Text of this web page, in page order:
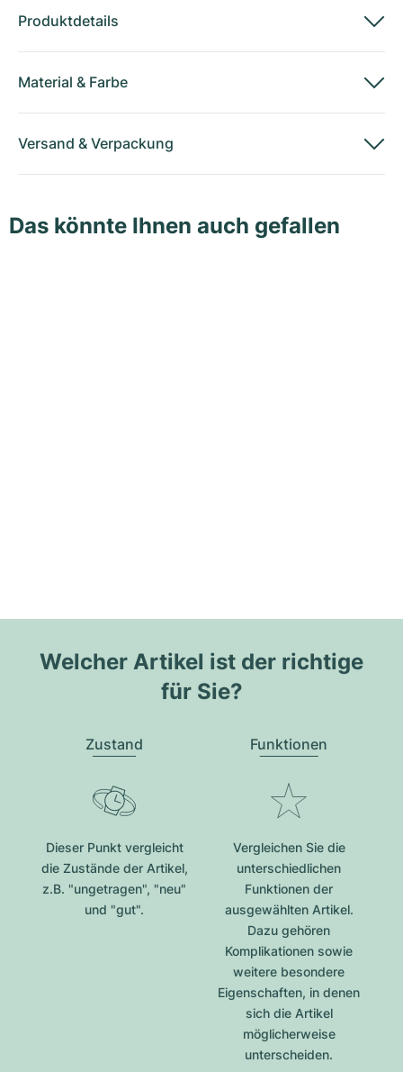
Produktdetails
Material & Farbe
Versand & Verpackung
Das könnte Ihnen auch gefallen
Welcher Artikel ist der richtige
für Sie?
Zustand
Dieser Punkt vergleicht
die Zustände der Artikel,
z.B. "ungetragen", "neu"
und "gut".
Funktionen
Vergleichen Sie die
unterschiedlichen
Funktionen der
ausgewählten Artikel.
Dazu gehören
Komplikationen sowie
weitere besondere
Eigenschaften, in denen
sich die Artikel
möglicherweise
unterscheiden.